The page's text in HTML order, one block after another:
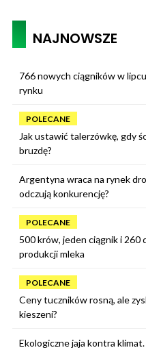
NAJNOWSZE
766 nowych ciągników w
rynku
POLECANE
Jak ustawić talerzówkę, gdy
bruzdę?
Argentyna wraca na rynek
odczują konkurencję?
POLECANE
500 krów, jeden ciągnik i 260
produkcji mleka
POLECANE
Ceny tuczników rosną, ale
kieszeni?
Ekologiczne jaja kontra